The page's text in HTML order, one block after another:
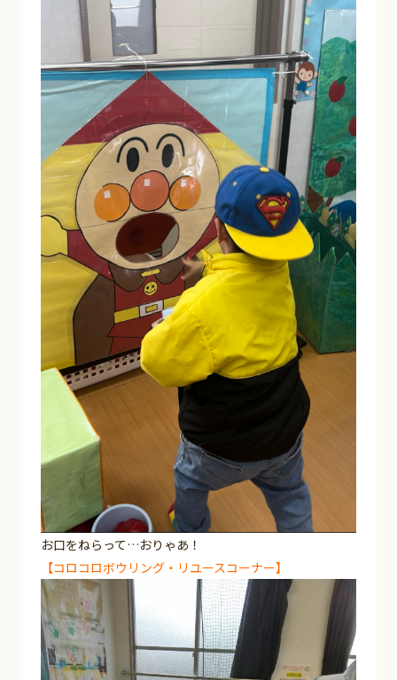
お口をねらって…おりゃあ！
【コロコロボウリング・リユースコーナー】